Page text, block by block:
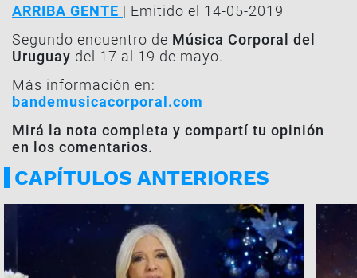
ARRIBA GENTE | Emitido el 14-05-2019
Segundo encuentro de Música Corporal del
Uruguay del 17 al 19 de mayo.
Más información en:
bandemusicacorporal.com
Mirá la nota completa y compartí tu opinión
en los comentarios.
CAPÍTULOS ANTERIORES